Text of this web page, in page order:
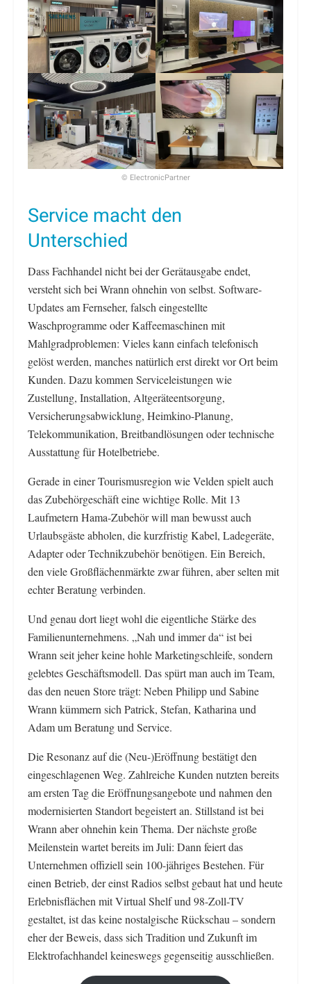
© ElectronicPartner
Service macht den
Unterschied
Dass Fachhandel nicht bei der Gerätausgabe endet,
versteht sich bei Wrann ohnehin von selbst. Software-
Updates am Fernseher, falsch eingestellte
Waschprogramme oder Kaffeemaschinen mit
Mahlgradproblemen: Vieles kann einfach telefonisch
gelöst werden, manches natürlich erst direkt vor Ort beim
Kunden. Dazu kommen Serviceleistungen wie
Zustellung, Installation, Altgeräteentsorgung,
Versicherungsabwicklung, Heimkino-Planung,
Telekommunikation, Breitbandlösungen oder technische
Ausstattung für Hotelbetriebe.
Gerade in einer Tourismusregion wie Velden spielt auch
das Zubehörgeschäft eine wichtige Rolle. Mit 13
Laufmetern Hama-Zubehör will man bewusst auch
Urlaubsgäste abholen, die kurzfristig Kabel, Ladegeräte,
Adapter oder Technikzubehör benötigen. Ein Bereich,
den viele Großflächenmärkte zwar führen, aber selten mit
echter Beratung verbinden.
Und genau dort liegt wohl die eigentliche Stärke des
Familienunternehmens. „Nah und immer da“ ist bei
Wrann seit jeher keine hohle Marketingschleife, sondern
gelebtes Geschäftsmodell. Das spürt man auch im Team,
das den neuen Store trägt: Neben Philipp und Sabine
Wrann kümmern sich Patrick, Stefan, Katharina und
Adam um Beratung und Service.
Die Resonanz auf die (Neu-)Eröffnung bestätigt den
eingeschlagenen Weg. Zahlreiche Kunden nutzten bereits
am ersten Tag die Eröffnungsangebote und nahmen den
modernisierten Standort begeistert an. Stillstand ist bei
Wrann aber ohnehin kein Thema. Der nächste große
Meilenstein wartet bereits im Juli: Dann feiert das
Unternehmen offiziell sein 100-jähriges Bestehen. Für
einen Betrieb, der einst Radios selbst gebaut hat und heute
Erlebnisflächen mit Virtual Shelf und 98-Zoll-TV
gestaltet, ist das keine nostalgische Rückschau – sondern
eher der Beweis, dass sich Tradition und Zukunft im
Elektrofachhandel keineswegs gegenseitig ausschließen.